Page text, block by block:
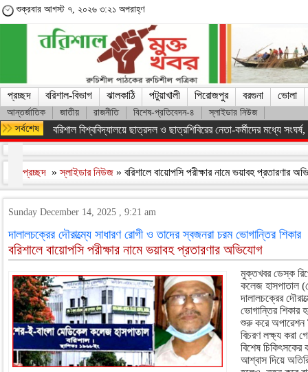
শুক্রবার আগস্ট ৭, ২০২৬ ৩:২১ অপরাহ্ণ
প্রচ্ছদ বরিশাল-বিভাগ ঝালকাঠি পটুয়াখালী পিরোজপুর বরগুনা ভোলা
আন্তর্জাতিক জাতীয় রাজনীতি বিশেষ-প্রতিবেদন-৪ স্লাইডার নিউজ
অসংখ্য শহিদের রক্তের বিনিময়ে ফ্যাসিস্ট সরকারকে হটানো সম্ভব হয়েছে :
প্রচ্ছদ »স্লাইডার নিউজ » বরিশালে বায়োপসি পরীক্ষার নামে ভয়াবহ প্রতারণার
Sunday December 14, 2025 , 9:21 am
দালালচক্রের দৌরাত্ম্যে সাধারণ রোগী ও তাদের স্বজনরা চরম ভোগান্তির শিকার
বরিশালে বায়োপসি পরীক্ষার নামে ভয়াবহ প্রতারণার অভিযোগ
মুক্তখবর ডেস্ক
কলেজ হাসপাতাল
দালালচক্রের
ভোগান্তির
শুরু করে অপারেশন
বিচরণ লক্ষ্য করা
বিশেষ
আশ্বাস দিয়ে